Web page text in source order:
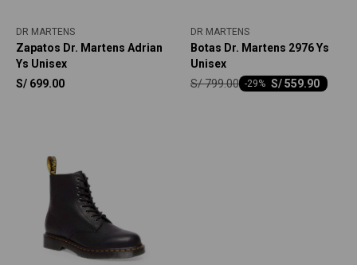
DR MARTENS
Zapatos Dr. Martens Adrian
Ys Unisex
S/ 699.00
DR MARTENS
Botas Dr. Martens 2976 Ys
Unisex
S/559.90
-29
S/799.00